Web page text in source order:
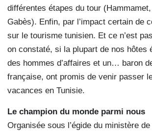
différentes étapes du tour
Gabès). Enfin, par l’impact certain de
sur le tourisme tunisien. Et ce n’est
on constaté, si la plupart de nos hôtes
des hommes d’affaires et un… baron
française, ont promis de venir passer
vacances en Tunisie.
Le champion du monde parmi nous
Organisée sous l’égide du ministère